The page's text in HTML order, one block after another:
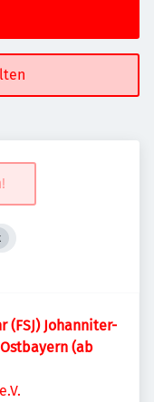
(FSJ) Johanniter-
(ab